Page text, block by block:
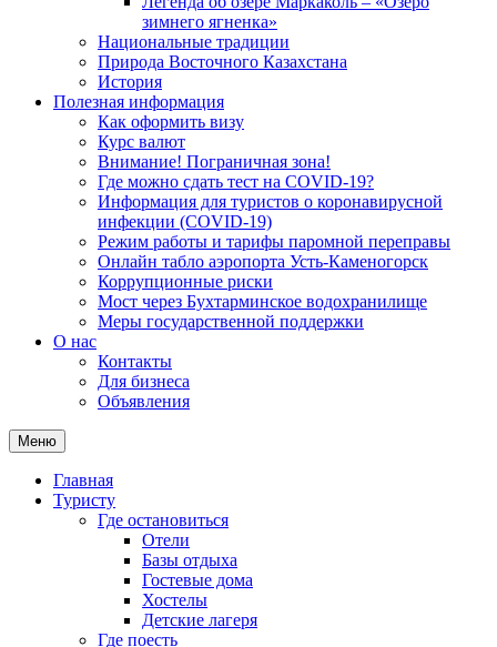
зимнего ягненка»
Национальные традиции
Природа Восточного Казахстана
История
Полезная информация
Как оформить визу
Курс валют
Внимание! Пограничная зона!
Где можно сдать тест на COVID-19?
Информация для туристов о коронавирусной
инфекции (COVID-19)
Режим работы и тарифы паромной переправы
Онлайн табло аэропорта Усть-Каменогорск
Коррупционные риски
Мост через Бухтарминское водохранилище
Меры государственной поддержки
О нас
Контакты
Для бизнеса
Объявления
Меню
Главная
Туристу
Где остановиться
Отели
Базы отдыха
Гостевые дома
Хостелы
Детские лагеря
Где поесть